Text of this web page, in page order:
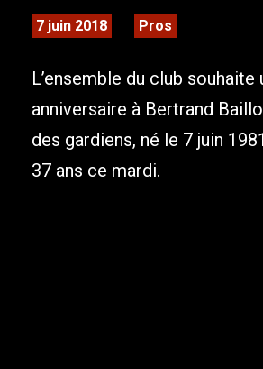
7 juin 2018 Pros
L’ensemble du club souhaite
anniversaire à Bertrand
des gardiens, né le 7 juin
37 ans ce mardi.